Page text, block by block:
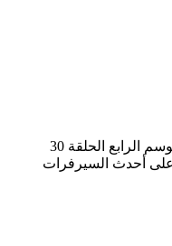
مسلسل الدراما التركي ثلاث اخوات الموسم الرابع الحلقة 30
الثلاثون مدبلجة بالعربية اون لاين 2024 على أحدث السيرفرات